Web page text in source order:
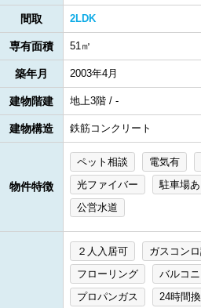
間取 2LDK
専有面積 51㎡
築年月 2003年4月
建物階建 地上3階 / -
建物構造 鉄筋コンクリート
物件特徴
ペット相談 電気有
光ファイバー
駐車場あ
公営水道
２人入居可 ガスコン
フローリング
バルコ
プロパンガス
24時間